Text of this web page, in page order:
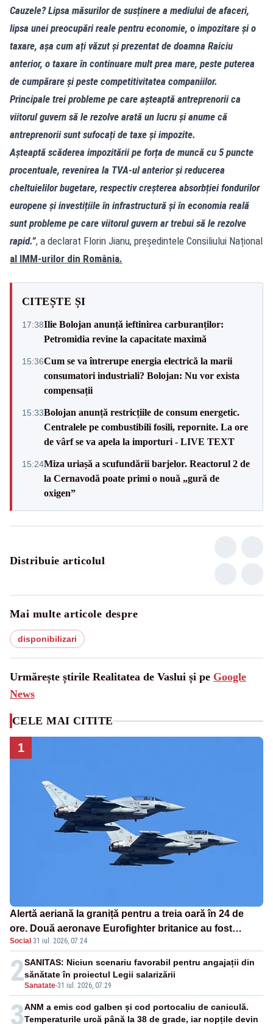
Cauzele? Lipsa măsurilor de susținere a mediului de afaceri,
lipsa unei preocupări reale pentru economie, o impozitare și o
taxare, așa cum ați văzut și prezentat de doamna Raiciu
anterior, o taxare în continuare mult prea mare, peste puterea
de cumpărare și peste competitivitatea companiilor.
Principale trei probleme pe care așteaptă antreprenorii ca
viitorul guvern să le rezolve arată un lucru și anume că
antreprenorii sunt sufocați de taxe și impozite.
Așteaptă scăderea impozitării pe forța de muncă cu 5 puncte
procentuale, revenirea la TVA-ul anterior și reducerea
cheltuielilor bugetare, respectiv creșterea absorbției fondurilor
europene și investițiile în infrastructură și în economia reală
sunt probleme pe care viitorul guvern ar trebui să le rezolve
rapid.”, a declarat Florin Jianu, președintele Consiliului Național
al IMM-urilor din România.
CITEȘTE ȘI
17:38Ilie Bolojan anunță ieftinirea carburanților:
Petromidia revine la capacitate maximă
15:36Cum se va întrerupe energia electrică la marii
consumatori industriali? Bolojan: Nu vor exista
compensații
15:33Bolojan anunță restricțiile de consum energetic.
Centralele pe combustibili fosili, repornite. La ore
de vârf se va apela la importuri - LIVE TEXT
15:24Miza uriașă a scufundării barjelor. Reactorul 2 de
la Cernavodă poate primi o nouă „gură de
oxigen”
Distribuie articolul
Mai multe articole despre
disponibilizari
Urmărește știrile Realitatea de Vaslui și pe Google
News
CELE MAI CITITE
1
Alertă aeriană la graniță pentru a treia oară în 24 de
ore. Două aeronave Eurofighter britanice au fost
ridicate de la sol
Social·31 iul. 2026, 07:24
2Sanatate-31 iul. 2026, 07:29
SANITAS: Niciun scenariu favorabil pentru angajații din
sănătate în proiectul Legii salarizării
3ANM a emis cod galben și cod portocaliu de caniculă.
Temperaturile urcă până la 38 de grade, iar nopțile devin